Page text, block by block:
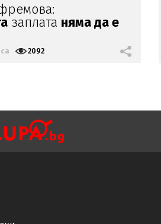
засушаване
вижда от космоса
1617